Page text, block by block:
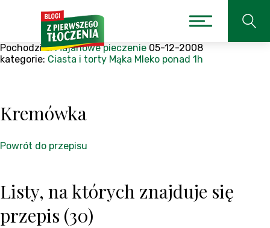
Pochodzi z:Majanowe pieczenie 05-12-2008
kategorie: Ciasta i torty Mąka Mleko ponad 1h
Kremówka
Powrót do przepisu
Listy, na których znajduje się
przepis (30)